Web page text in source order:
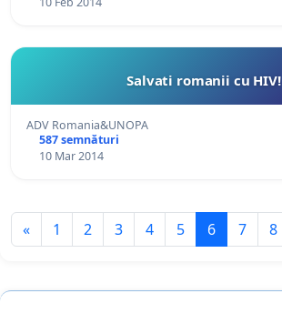
Salvati romanii cu HIV!
ADV Romania&UNOPA
587 semnături
10 Mar 2014
« 1 2 3 4 5 6 7 8